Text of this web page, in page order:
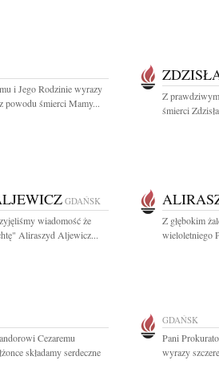
i Jego Rodzinie wyrazy
powodu śmierci Mamy...
Z
śmierci
GDAŃSK
wiadomość że
Aliraszyd Aljewicz...
Z głębokim
wieloletniego
Cezaremu
składamy serdeczne
GDAŃSK
Pani
wyrazy